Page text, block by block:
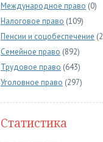
Международное право (0)
Налоговое право (109)
Пенсии и соцобеспечение
Семейное право (892)
Трудовое право (643)
Уголовное право (297)
Статистика